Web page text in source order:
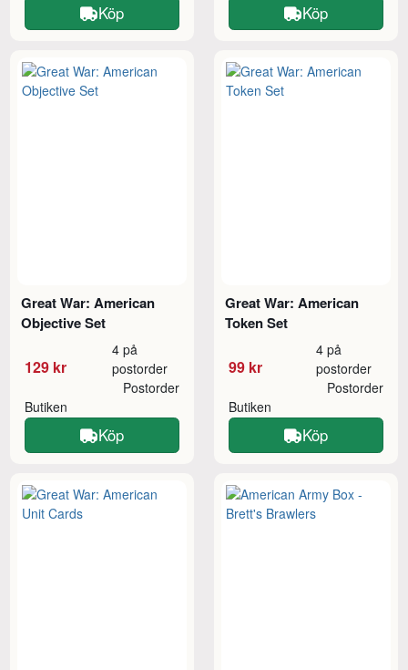
Köp Köp
Great War: American
Objective Set
129 kr
4 på
postorder
Butiken
Postorder
Köp
Great War: American
Token Set
99 kr
4 på
postorder
Butiken
Postorder
Köp